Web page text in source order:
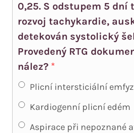
0,25. S odstupem 5 dní
rozvoj tachykardie,
detekován systolický
Provedený RTG
nález? *
Plicní intersticiální
Kardiogenní plicní edém
Aspirace při nepoznané